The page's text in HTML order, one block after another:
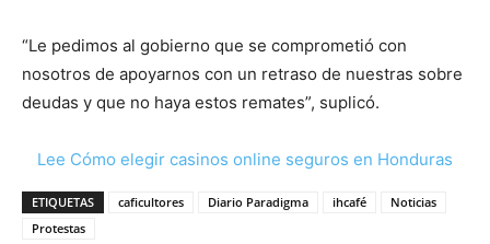
“Le pedimos al gobierno que se comprometió con
nosotros de apoyarnos con un retraso de nuestras sobre
deudas y que no haya estos remates”, suplicó.
Lee Cómo elegir casinos online seguros en Honduras
ETIQUETAS caficultores Diario Paradigma ihcafé
Noticias
Protestas